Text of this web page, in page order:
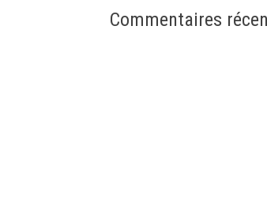
Commentaires